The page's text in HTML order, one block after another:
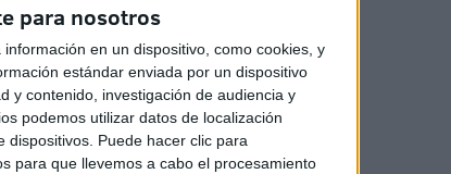
para nosotros
en un dispositivo, como cookies, y
estándar enviada por un dispositivo
y contenido, investigación de audiencia y
podemos utilizar datos de localización
dispositivos. Puede hacer clic para
para que llevemos a cabo el procesamiento
Vamos a